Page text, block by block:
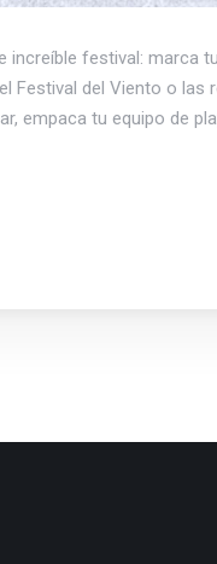
increíble festival: marca
Festival del Viento o
empaca tu equipo de